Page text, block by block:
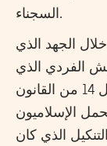
السجناء.
الجهد الذي
الفردي الذي
تفرضه الإدارة على السجناء حسب الفصل 14 من القانون
الإسلاميون
الذي كان